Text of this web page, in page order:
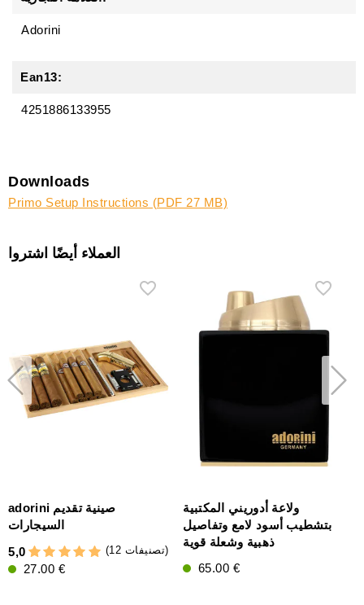
Adorini
Ean13:
4251886133955
Downloads
Primo Setup Instructions (PDF 27 MB)
العملاء أيضًا اشتروا
adorini صينية تقديم
السيجارات
5,0
(12 تصنيفات)
27.00 €
ولاعة أدوريني المكتبية
بتشطيب أسود لامع وتفاصيل
ذهبية وشعلة قوية
65.00 €